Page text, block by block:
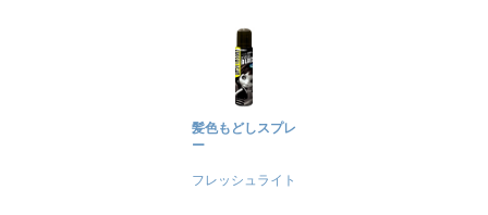
髪色もどしスプレ
ー
フレッシュライト